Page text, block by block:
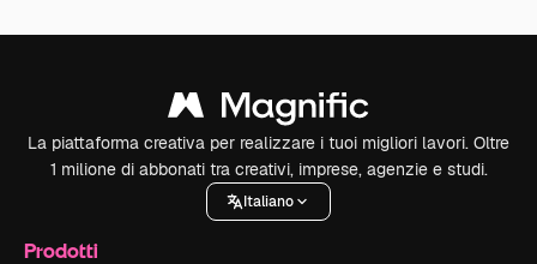
La piattaforma creativa per realizzare i tuoi migliori lavori. Oltre
1 milione di abbonati tra creativi, imprese, agenzie e studi.
Italiano
Prodotti